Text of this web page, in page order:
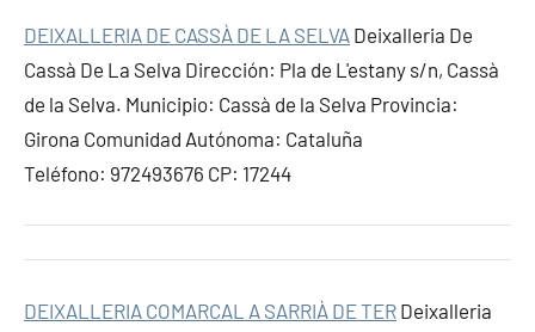
DEIXALLERIA DE CASSÀ DE LA SELVA Deixalleria De
Cassà De La Selva Dirección: Pla de L'estany s/n, Cassà
de la Selva. Municipio: Cassà de la Selva Provincia:
Girona Comunidad Autónoma: Cataluña
Teléfono: 972493676 CP: 17244
DEIXALLERIA COMARCAL A SARRIÀ DE TER Deixalleria